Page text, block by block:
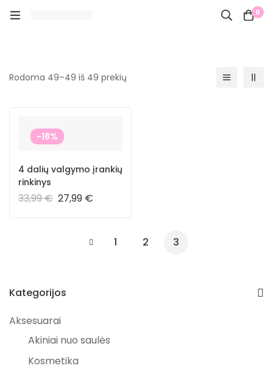
0
Kategorijos
Aksesuarai
Akiniai nuo saulės
Kosmetika
Rodoma 49–49 iš 49 prekių
-18%
4 dalių valgymo įrankių
rinkinys
33,99€ 27,99 €
1 2 3